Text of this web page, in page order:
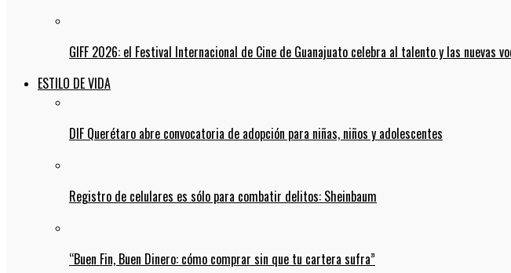
GIFF 2026: el Festival Internacional de Cine de Guanajuato celebra al talento y las nuevas
ESTILO DE VIDA
DIF Querétaro abre convocatoria de adopción para niñas, niños y adolescentes
Registro de celulares es sólo para combatir delitos: Sheinbaum
“Buen Fin, Buen Dinero: cómo comprar sin que tu cartera sufra”